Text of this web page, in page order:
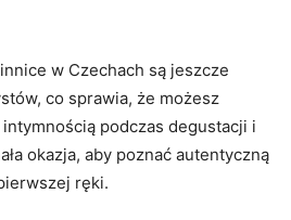
w Czechach ‍są⁤ jeszcze‌
co sprawia, że możesz
podczas degustacji i⁢
okazja, aby poznać autentyczną
ręki.